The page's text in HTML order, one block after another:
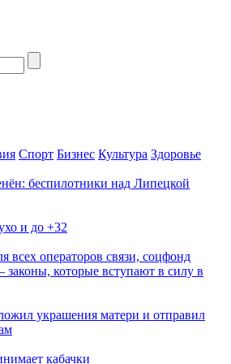
Спорт Бизнес Культура Здоровье
беспилотники над Липецкой
и до +32
всех операторов связи, соцфонд
которые вступают в силу в
украшения матери и отправил
кабачки